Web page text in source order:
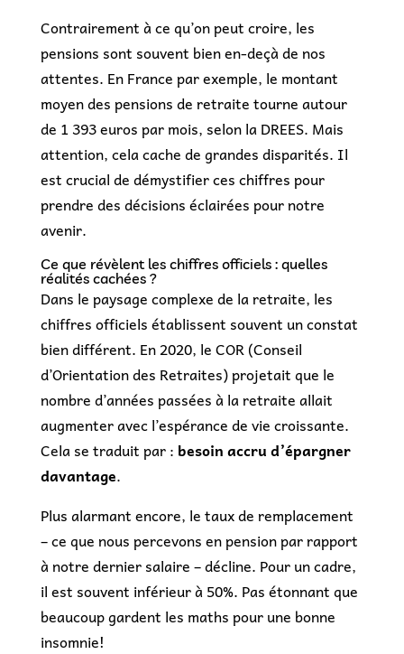
Contrairement à ce qu’on peut croire, les
pensions sont souvent bien en-deçà de nos
attentes. En France par exemple, le montant
moyen des pensions de retraite tourne autour
de 1 393 euros par mois, selon la DREES. Mais
attention, cela cache de grandes disparités. Il
est crucial de démystifier ces chiffres pour
prendre des décisions éclairées pour notre
avenir.
Ce que révèlent les chiffres officiels : quelles
réalités cachées ?
Dans le paysage complexe de la retraite, les
chiffres officiels établissent souvent un constat
bien différent. En 2020, le COR (Conseil
d’Orientation des Retraites) projetait que le
nombre d’années passées à la retraite allait
augmenter avec l’espérance de vie croissante.
Cela se traduit par : besoin accru d’épargner
davantage.
Plus alarmant encore, le taux de remplacement
– ce que nous percevons en pension par rapport
à notre dernier salaire – décline. Pour un cadre,
il est souvent inférieur à 50%. Pas étonnant que
beaucoup gardent les maths pour une bonne
insomnie!